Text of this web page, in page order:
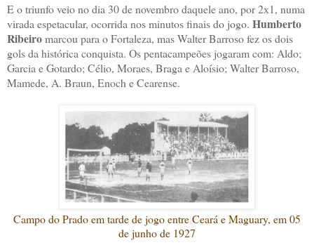
E o triunfo veio no dia 30 de novembro daquele ano, por 2x1, numa
virada espetacular, ocorrida nos minutos finais do jogo. Humberto
Ribeiromarcou para o Fortaleza, mas Walter Barroso fez os dois
gols da histórica conquista. Os pentacampeões jogaram com: Aldo;
Garcia e Gotardo; Célio, Moraes, Braga e Aloísio; Walter Barroso,
Mamede, A. Braun, Enoch e Cearense.
Campo do Prado em tarde de jogo entre Ceará e Maguary, em 05
de junho de 1927